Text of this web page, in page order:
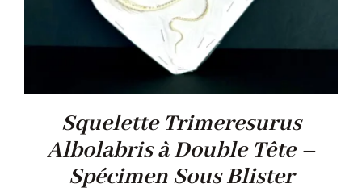
Squelette Trimeresurus
Albolabris à Double Tête –
Spécimen Sous Blister